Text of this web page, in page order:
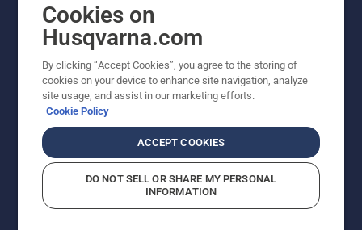
Schmiersystem
© Husqvarna AB (publ). Alle Rechte vorbehalten.
Preisänderungen, Irrtümer, Text- und Satzfehler sind
vorbehalten. Bei den Preisangaben handelt es sich um
unverbindliche Preisempfehlungen in Euro inkl. der
unverbindliche Preisempfehlungen (inkl. MwSt), es sei
denn sie sind für den direkten Kauf verfügbar.
Cookie-RichtlinieNutzungsbedingungenAGBs
ImpressumVermutete Verstöße melden
Cookies on
Husqvarna.com
By clicking “Accept Cookies”, you agree to the storing of
cookies on your device to enhance site navigation, analyze
site usage, and assist in our marketing efforts.
Cookie Policy
ACCEPT COOKIES
DO NOT SELL OR SHARE MY PERSONAL
INFORMATION